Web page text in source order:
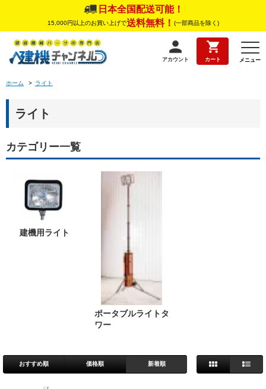
日本全国配送可能！
15,000円以上のお買い上げで送料無料！ (一部商品を除く)
アカウント カート メニュー
ホーム > ライト
ライト
カテゴリー一覧
建機用ライト
ポータブルライトタ
ワー
おすすめ順 価格順 新着順